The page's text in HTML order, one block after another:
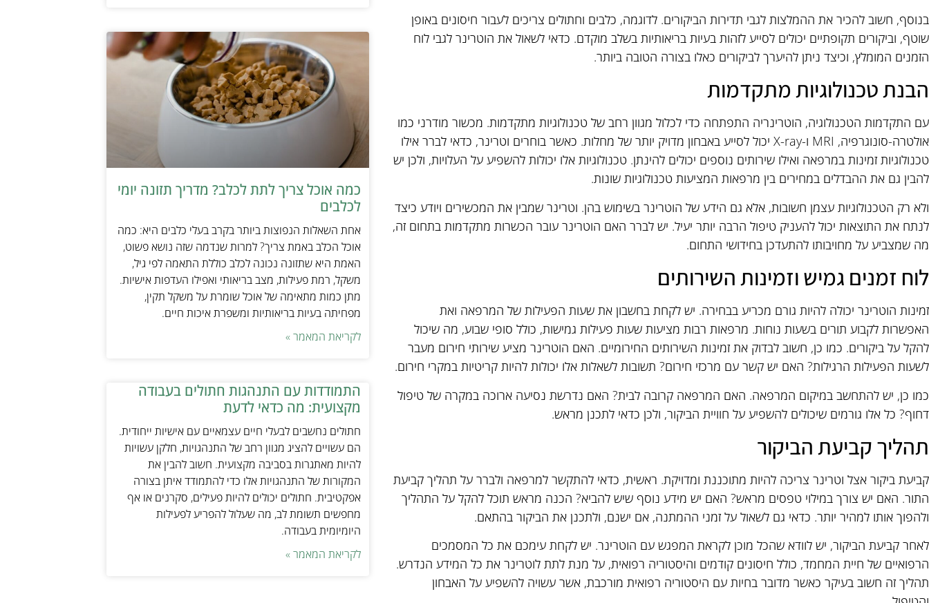
בנוסף, חשוב להכיר את ההמלצות לגבי תדירות הביקורים. לדוגמה, כלבים וחתולים צריכים לעבור חיסונים באופן
שוטף, וביקורים תקופתיים יכולים לסייע לזהות בעיות בריאותיות בשלב מוקדם. כדאי לשאול את הוטרינר לגבי לוח
הזמנים המומלץ, וכיצד ניתן להיערך לביקורים כאלו בצורה הטובה ביותר.
הבנת טכנולוגיות מתקדמות
עם התקדמות הטכנולוגיה, הוטרינריה התפתחה כדי לכלול מגוון רחב של טכנולוגיות מתקדמות. מכשור מודרני כמו
אולטרה-סונוגרפיה, MRI ו-X-ray יכול לסייע באבחון מדויק יותר של מחלות. כאשר בוחרים וטרינר, כדאי לברר אילו
טכנולוגיות זמינות במרפאה ואילו שירותים נוספים יכולים להינתן. טכנולוגיות אלו יכולות להשפיע על העלויות, ולכן יש
להבין גם את ההבדלים במחירים בין מרפאות המציעות טכנולוגיות שונות.
ולא רק הטכנולוגיות עצמן חשובות, אלא גם הידע של הוטרינר בשימוש בהן. וטרינר שמבין את המכשירים ויודע כיצד
לנתח את התוצאות יכול להעניק טיפול הרבה יותר יעיל. יש לברר האם הוטרינר עובר הכשרות מתקדמות בתחום זה,
מה שמצביע על מחויבותו להתעדכן בחידושי התחום.
לוח זמנים גמיש וזמינות השירותים
זמינות הוטרינר יכולה להיות גורם מכריע בבחירה. יש לקחת בחשבון את שעות הפעילות של המרפאה ואת
האפשרות לקבוע תורים בשעות נוחות. מרפאות רבות מציעות שעות פעילות גמישות, כולל סופי שבוע, מה שיכול
להקל על ביקורים. כמו כן, חשוב לבדוק את זמינות השירותים החירומיים. האם הוטרינר מציע שירותי חירום מעבר
לשעות הפעילות הרגילות? האם יש קשר עם מרכזי חירום? תשובות לשאלות אלו יכולות להיות קריטיות במקרי חירום.
כמו כן, יש להתחשב במיקום המרפאה. האם המרפאה קרובה לבית? האם נדרשת נסיעה ארוכה במקרה של טיפול
דחוף? כל אלו גורמים שיכולים להשפיע על חוויית הביקור, ולכן כדאי לתכנן מראש.
תהליך קביעת הביקור
קביעת ביקור אצל וטרינר צריכה להיות מתוכננת ומדויקת. ראשית, כדאי להתקשר למרפאה ולברר על תהליך קביעת
התור. האם יש צורך במילוי טפסים מראש? האם יש מידע נוסף שיש להביא? הכנה מראש תוכל להקל על התהליך
ולהפוך אותו למהיר יותר. כדאי גם לשאול על זמני ההמתנה, אם ישנם, ולתכנן את הביקור בהתאם.
לאחר קביעת הביקור, יש לוודא שהכל מוכן לקראת המפגש עם הוטרינר. יש לקחת עימכם את כל המסמכים
הרפואיים של חיית המחמד, כולל חיסונים קודמים והיסטוריה רפואית, על מנת לתת לוטרינר את כל המידע הנדרש.
תהליך זה חשוב בעיקר כאשר מדובר בחיות עם היסטוריה רפואית מורכבת, אשר עשויה להשפיע על האבחון
כמה אוכל צריך לתת לכלב? מדריך תזונה יומי
לכלבים
אחת השאלות הנפוצות ביותר בקרב בעלי כלבים היא: כמה
אוכל הכלב באמת צריך? למרות שנדמה שזה נושא פשוט,
האמת היא שתזונה נכונה לכלב כוללת התאמה לפי גיל,
משקל, רמת פעילות, מצב בריאותי ואפילו העדפות אישיות.
מתן כמות מתאימה של אוכל שומרת על משקל תקין,
מפחיתה בעיות בריאותיות ומשפרת איכות חיים.
לקריאת המאמר »
התמודדות עם התנהגות חתולים בעבודה
מקצועית: מה כדאי לדעת
חתולים נחשבים לבעלי חיים עצמאיים עם אישיות ייחודית.
הם עשויים להציג מגוון רחב של התנהגויות, חלקן עשויות
להיות מאתגרות בסביבה מקצועית. חשוב להבין את
המקורות של התנהגויות אלו כדי להתמודד איתן בצורה
אפקטיבית. חתולים יכולים להיות פעילים, סקרנים או אף
מחפשים תשומת לב, מה שעלול להפריע לפעילות
היומיומית בעבודה.
לקריאת המאמר »